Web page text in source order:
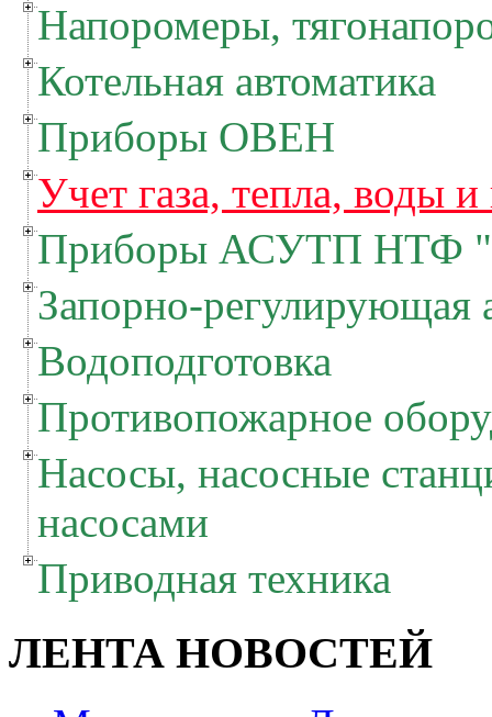
Напоромеры,
Котельная автоматика
Приборы ОВЕН
Учет газа, тепла, воды и
Приборы АСУТП НТФ
Запорно-регулирующая
Водоподготовка
Противопожарное
Насосы, насосные
насосами
Приводная техника
ЛЕНТА НОВОСТЕЙ